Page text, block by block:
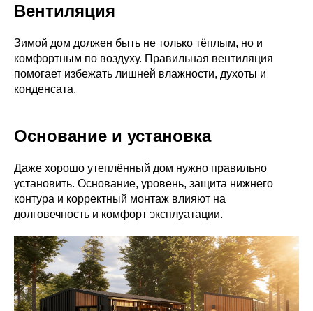
Вентиляция
Зимой дом должен быть не только тёплым, но и
комфортным по воздуху. Правильная вентиляция
помогает избежать лишней влажности, духоты и
конденсата.
Основание и установка
Даже хорошо утеплённый дом нужно правильно
установить. Основание, уровень, защита нижнего
контура и корректный монтаж влияют на
долговечность и комфорт эксплуатации.